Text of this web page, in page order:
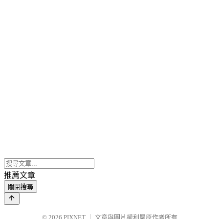
推薦文章
關閉搜尋
© 2026 PIXNET 文章與圖片權利屬原作者所有